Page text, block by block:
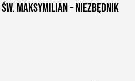
ŚW. MAKSYMILIAN – NIEZBĘDNIK